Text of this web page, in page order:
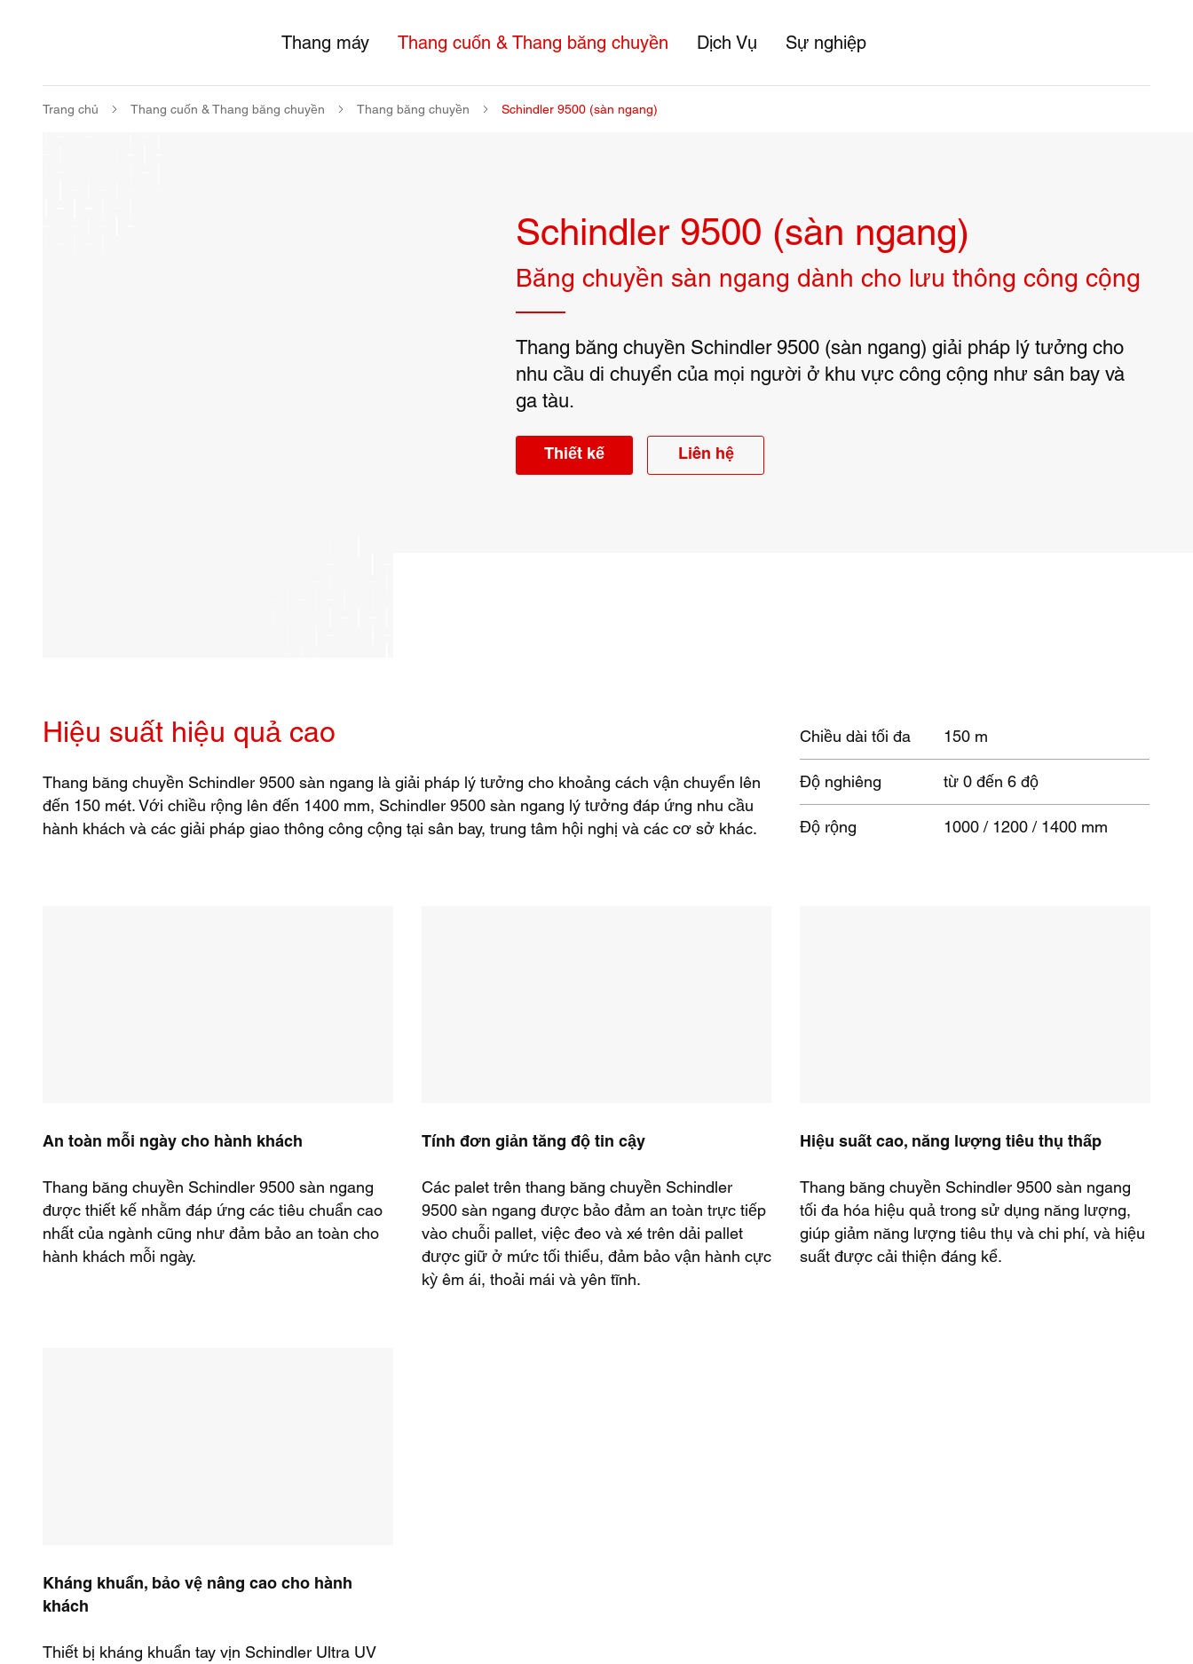
Thang máy Thang cuốn & Thang băng chuyền Dịch Vụ Sự nghiệp
Trang chủ Thang cuốn & Thang băng chuyền Thang băng chuyền Schindler 9500 (sàn ngang)
Schindler 9500 (sàn ngang)
Băng chuyền sàn ngang dành cho lưu thông công cộng
Thang băng chuyền Schindler 9500 (sàn ngang) giải pháp lý tưởng cho
nhu cầu di chuyển của mọi người ở khu vực công cộng như sân bay và
ga tàu.
Thiết kế Liên hệ
Hiệu suất hiệu quả cao
Thang băng chuyền Schindler 9500 sàn ngang là giải pháp lý tưởng cho khoảng cách vận chuyển lên
đến 150 mét. Với chiều rộng lên đến 1400 mm, Schindler 9500 sàn ngang lý tưởng đáp ứng nhu cầu
hành khách và các giải pháp giao thông công cộng tại sân bay, trung tâm hội nghị và các cơ sở khác.
Chiều dài tối đa 150 m
Độ nghiêng từ 0 đến 6 độ
Độ rộng 1000 / 1200 / 1400 mm
An toàn mỗi ngày cho hành khách
Thang băng chuyền Schindler 9500 sàn ngang
được thiết kế nhằm đáp ứng các tiêu chuẩn cao
nhất của ngành cũng như đảm bảo an toàn cho
hành khách mỗi ngày.
Tính đơn giản tăng độ tin cậy
Các palet trên thang băng chuyền Schindler
9500 sàn ngang được bảo đảm an toàn trực tiếp
vào chuỗi pallet, việc đeo và xé trên dải pallet
được giữ ở mức tối thiểu, đảm bảo vận hành cực
kỳ êm ái, thoải mái và yên tĩnh.
Hiệu suất cao, năng lượng tiêu thụ thấp
Thang băng chuyền Schindler 9500 sàn ngang
tối đa hóa hiệu quả trong sử dụng năng lượng,
giúp giảm năng lượng tiêu thụ và chi phí, và hiệu
suất được cải thiện đáng kể.
Kháng khuẩn, bảo vệ nâng cao cho hành
khách
Thiết bị kháng khuẩn tay vịn Schindler Ultra UV